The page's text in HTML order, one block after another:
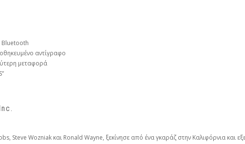
Bluetooth
αντίγραφο
μεταφορά
Steve Wozniak και Ronald Wayne, ξεκίνησε από ένα γκαράζ στην Καλιφόρνια και